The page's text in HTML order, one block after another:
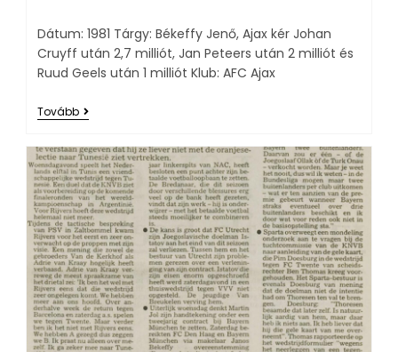
Dátum: 1981 Tárgy: Békeffy Jenő, Ajax kér Johan
Cruyff után 2,7 milliót, Jan Peteers után 2 milliót és
Ruud Geels után 1 milliót Klub: AFC Ajax
Tovább